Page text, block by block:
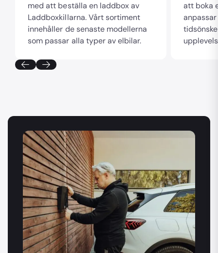
med att beställa en laddbox av
Laddboxkillarna. Vårt sortiment
innehåller de senaste modellerna
som passar alla typer av elbilar.
att boka